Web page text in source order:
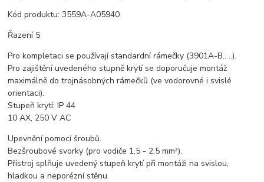
Kód produktu: 3559A-A05940
Řazení 5
Pro kompletaci se používají standardní rámečky (3901A-B.. ..).
Pro zajištění uvedeného stupně krytí se doporučuje montáž
maximálně do trojnásobných rámečků (ve vodorovné i svislé
orientaci).
Stupeň krytí: IP 44
10 AX, 250 V AC
Upevnění pomocí šroubů.
Bezšroubové svorky (pro vodiče 1,5 - 2,5 mm²).
Přístroj splňuje uvedený stupeň krytí při montáži na svislou,
hladkou a neporézní stěnu.